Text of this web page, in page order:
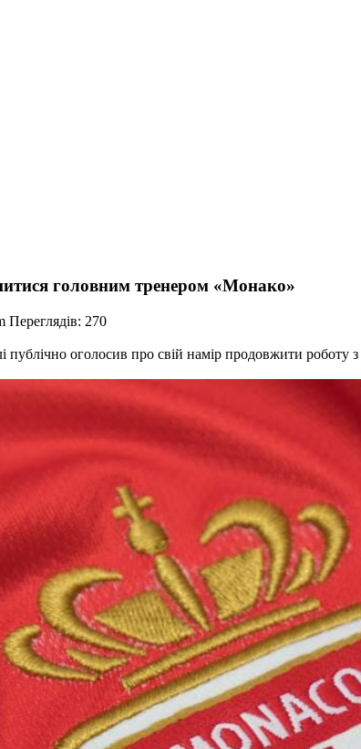
головним тренером «Монако»
Переглядів: 270
оголосив про свій намір продовжити роботу